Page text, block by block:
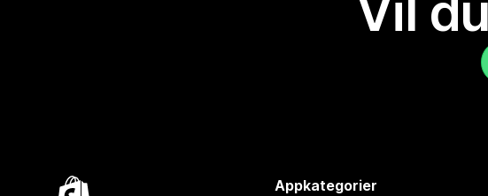
Vil
Appkategorier